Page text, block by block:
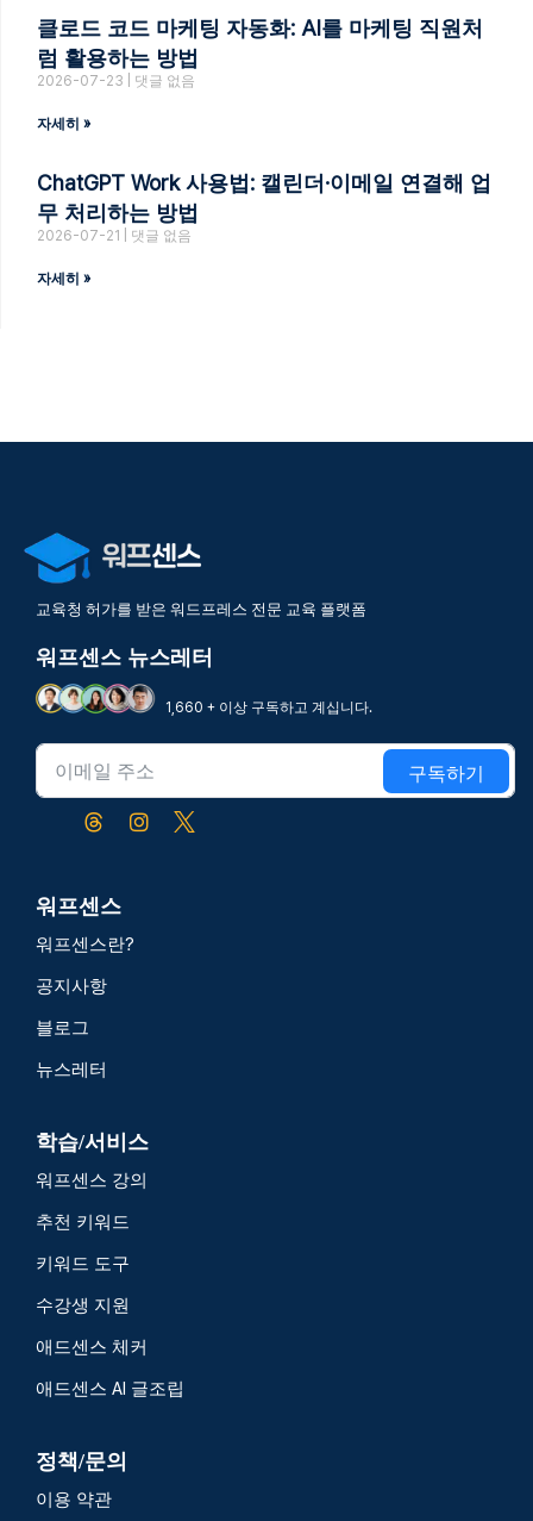
클로드 코드 마케팅 자동화: AI를 마케팅 직원처
럼 활용하는 방법
2026-07-23 댓글 없음
자세히 »
ChatGPT Work 사용법: 캘린더·이메일 연결해 업
무 처리하는 방법
2026-07-21 댓글 없음
자세히 »
교육청 허가를 받은 워드프레스 전문 교육 플랫폼
워프센스 뉴스레터
1,660 + 이상 구독하고 계십니다.
구독하기
워프센스
워프센스란?
공지사항
블로그
뉴스레터
학습/서비스
워프센스 강의
추천 키워드
키워드 도구
수강생 지원
애드센스 체커
애드센스 AI 글조립
정책/문의
이용 약관